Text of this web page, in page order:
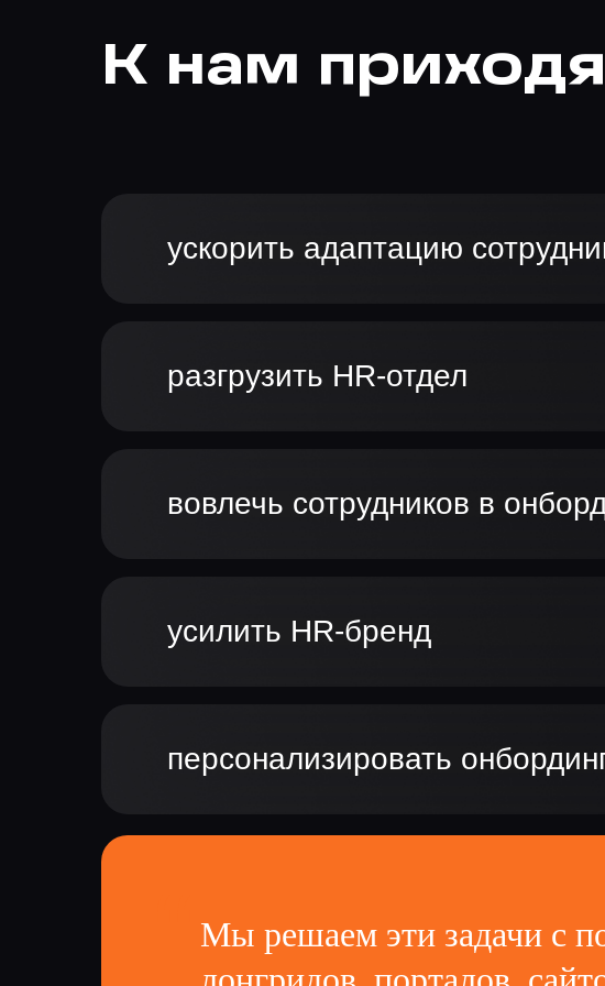
К нам
ускорить адаптацию
разгрузить HR-отдел
вовлечь сотрудников в
усилить HR-бренд
персонализировать
Мы решаем эти задачи с